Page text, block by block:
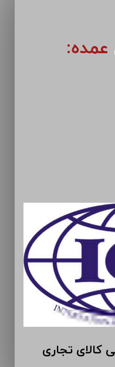
عمده:
کالای تجاری